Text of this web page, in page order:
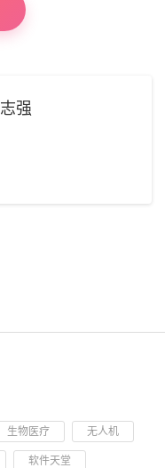
志强
生物医疗 无人机
软件天堂